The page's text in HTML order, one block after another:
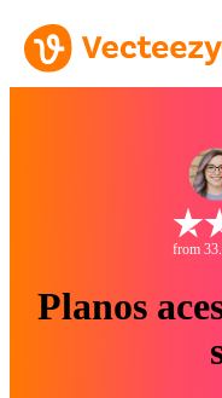
from
Planos